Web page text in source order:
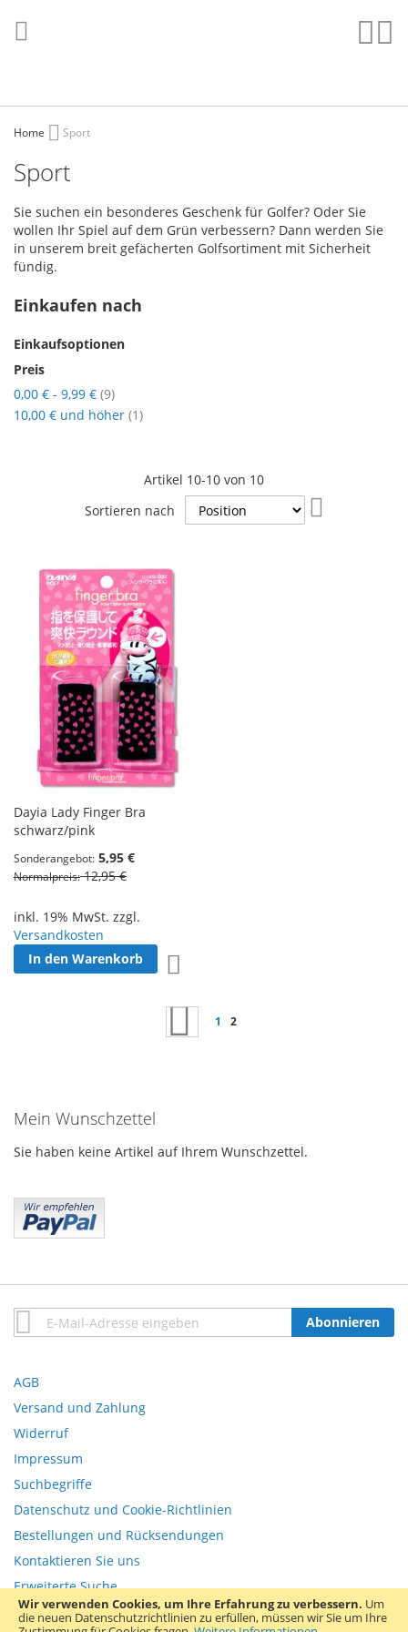
Wir verwenden Cookies, um Ihre Erfahrung zu verbessern. Um
die neuen Datenschutzrichtlinien zu erfüllen, müssen wir Sie um Ihre
zum
Inhalt
Home Sport
Sport
Sie suchen ein besonderes Geschenk für Golfer? Oder Sie
wollen Ihr Spiel auf dem Grün verbessern? Dann werden Sie
in unserem breit gefächerten Golfsortiment mit Sicherheit
fündig.
Artikel 10-10 von 10
Sortieren nach
Dayia Lady Finger Bra
schwarz/pink
Sonderangebot 5,95 €
Normalpreis 12,95 €
inkl. 19% MwSt. zzgl.
Versandkosten
In den Warenkorb
Seite Seite
ZurückSeite
1 Sie lesen gerade Seite
2
Einkaufen nach
Einkaufsoptionen
Preis
0,00 € - 9,99 € 9Artikel
10,00 € und höher 1Artikel
Mein Wunschzettel
Sie haben keine Artikel auf Ihrem Wunschzettel.
Anmeldung
zum
Abonnieren
AGB
Versand und Zahlung
Widerruf
Impressum
Suchbegriffe
Datenschutz und Cookie-Richtlinien
Bestellungen und Rücksendungen
Kontaktieren Sie uns
Erweiterte Suche
Copyright © 2013-present Magento, Inc. All rights reserved.